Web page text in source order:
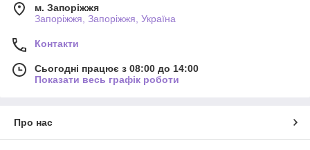
м. Запоріжжя
Запоріжжя, Запоріжжя, Україна
Контакти
Сьогодні працює з 08:00 до 14:00
Показати весь графік роботи
Про нас